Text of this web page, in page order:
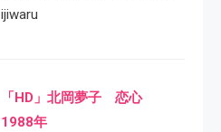
ijiwaru
「HD」北岡夢子 恋心
1988年